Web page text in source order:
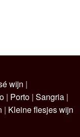
wijn |
| Porto | Sangria |
| Kleine flesjes wijn